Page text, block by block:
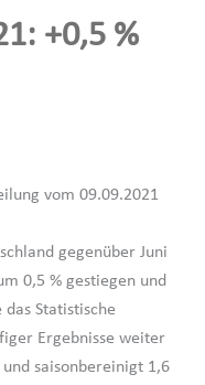
+0,5 %
vom 09.09.2021
gegenüber Juni
0,5 % gestiegen und
Statistische
Ergebnisse weiter
saisonbereinigt 1,6